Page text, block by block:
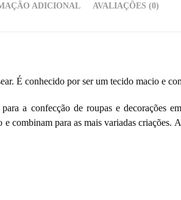
ADICIONAL AVALIAÇÕES (0)
É conhecido por ser um tecido macio e
a confecção de roupas e decorações
combinam para as mais variadas criações.